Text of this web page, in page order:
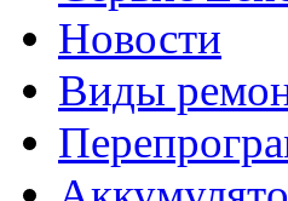
Новости
Виды